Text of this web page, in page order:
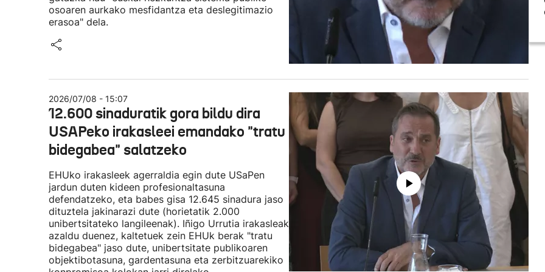
osoaren aurkako mesfidantza eta deslegitimazio
erasoa" dela.
2026/07/08 - 15:07
12.600 sinaduratik gora bildu dira
USAPeko irakasleei emandako "tratu
bidegabea" salatzeko
EHUko irakasleek agerraldia egin dute USaPen
jardun duten kideen profesionaltasuna
defendatzeko, eta babes gisa 12.645 sinadura jaso
dituztela jakinarazi dute (horietatik 2.000
unibertsitateko langileenak). Iñigo Urrutia irakasleak
azaldu duenez, kaltetuek zein EHUk berak "tratu
bidegabea" jaso dute, unibertsitate publikoaren
objektibotasuna, gardentasuna eta zerbitzuarekiko